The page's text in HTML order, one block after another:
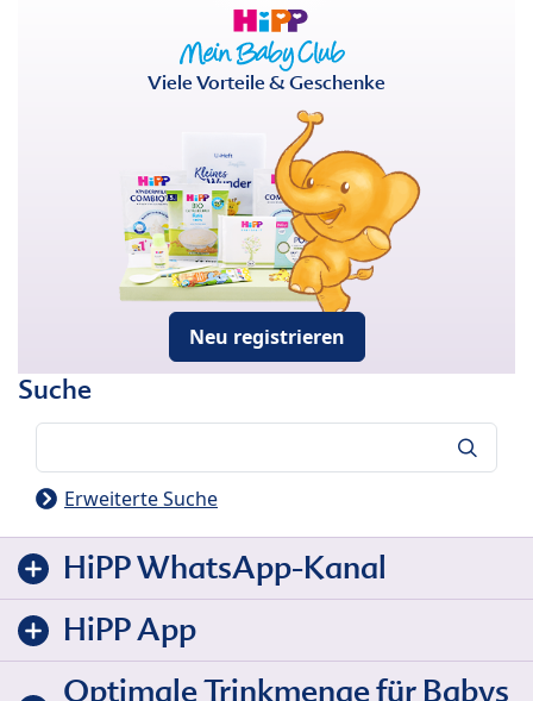
Viele Vorteile & Geschenke
Neu registrieren
Suche
Erweiterte Suche
HiPP WhatsApp-Kanal
HiPP App
Optimale Trinkmenge für Babys